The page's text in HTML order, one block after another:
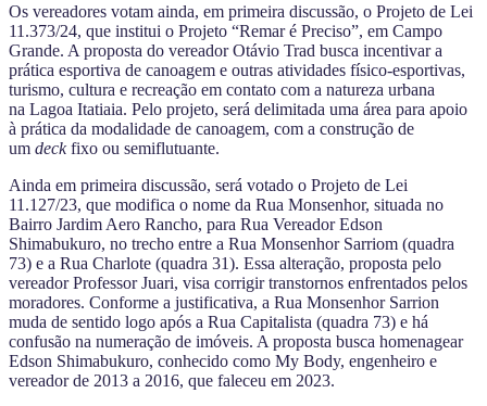
Os vereadores votam ainda, em primeira discussão, o Projeto de Lei
11.373/24, que institui o Projeto “Remar é Preciso”, em Campo
Grande. A proposta do vereador Otávio Trad busca incentivar a
prática esportiva de canoagem e outras atividades físico-esportivas,
turismo, cultura e recreação em contato com a natureza urbana
na Lagoa Itatiaia. Pelo projeto, será delimitada uma área para apoio
à prática da modalidade de canoagem, com a construção de
um deckfixo ou semiflutuante.
Ainda em primeira discussão, será votado o Projeto de Lei
11.127/23, que modifica o nome da Rua Monsenhor, situada no
Bairro Jardim Aero Rancho, para Rua Vereador Edson
Shimabukuro, no trecho entre a Rua Monsenhor Sarriom (quadra
73) e a Rua Charlote (quadra 31). Essa alteração, proposta pelo
vereador Professor Juari, visa corrigir transtornos enfrentados pelos
moradores. Conforme a justificativa, a Rua Monsenhor Sarrion
muda de sentido logo após a Rua Capitalista (quadra 73) e há
confusão na numeração de imóveis. A proposta busca homenagear
Edson Shimabukuro, conhecido como My Body, engenheiro e
vereador de 2013 a 2016, que faleceu em 2023.